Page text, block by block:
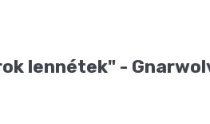
lennétek" -